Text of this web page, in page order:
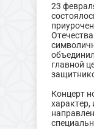
23
главной
Концерт
характер,